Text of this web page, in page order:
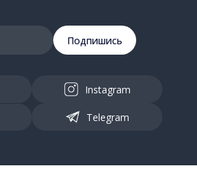
Подпишись
Instagram
Telegram